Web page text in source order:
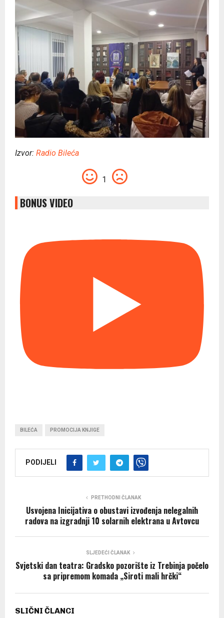
Izvor: Radio Bileća
1
BONUS VIDEO
BILEĆA PROMOCIJA KNJIGE
PODIJELI
PRETHODNI ČLANAK
Usvojena Inicijativa o obustavi izvođenja nelegalnih
radova na izgradnji 10 solarnih elektrana u Avtovcu
SLJEDEĆI ČLANAK
Svjetski dan teatra: Gradsko pozorište iz Trebinja počelo
sa pripremom komada „Siroti mali hrčki“
SLIČNI ČLANCI